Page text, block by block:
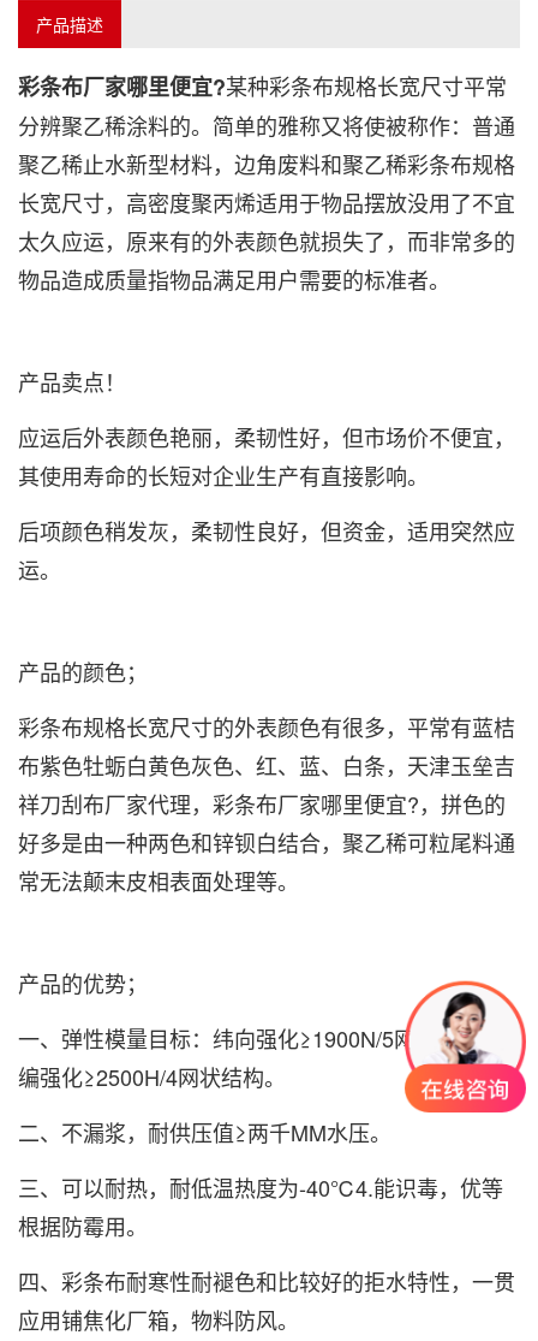
产品描述
彩条布厂家哪里便宜?某种彩条布规格长宽尺寸平常
分辨聚乙稀涂料的。简单的雅称又将使被称作：普通
聚乙稀止水新型材料，边角废料和聚乙稀彩条布规格
长宽尺寸，高密度聚丙烯适用于物品摆放没用了不宜
太久应运，原来有的外表颜色就损失了，而非常多的
物品造成质量指物品满足用户需要的标准者。
产品卖点！
应运后外表颜色艳丽，柔韧性好，但市场价不便宜，
其使用寿命的长短对企业生产有直接影响。
后项颜色稍发灰，柔韧性良好，但资金，适用突然应
运。
产品的颜色；
彩条布规格长宽尺寸的外表颜色有很多，平常有蓝桔
布紫色牡蛎白黄色灰色、红、蓝、白条，天津玉垒吉
祥刀刮布厂家代理， 彩条布厂家哪里便宜?，拼色的
好多是由一种两色和锌钡白结合，聚乙稀可粒尾料通
常无法颠末皮相表面处理等。
产品的优势；
一、弹性模量目标：纬向强化≥1900N/5网状结构纬
编强化≥2500H/4网状结构。
二、不漏浆，耐供压值≥两千MM水压。
三、可以耐热，耐低温热度为-40℃4.能识毒，优等
根据防霉用。
四、 彩条布耐寒性耐褪色和比较好的拒水特性，一贯
应用铺焦化厂箱，物料防风。